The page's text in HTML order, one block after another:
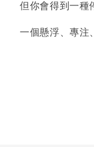
但你會得到一種
一個懸浮、專注